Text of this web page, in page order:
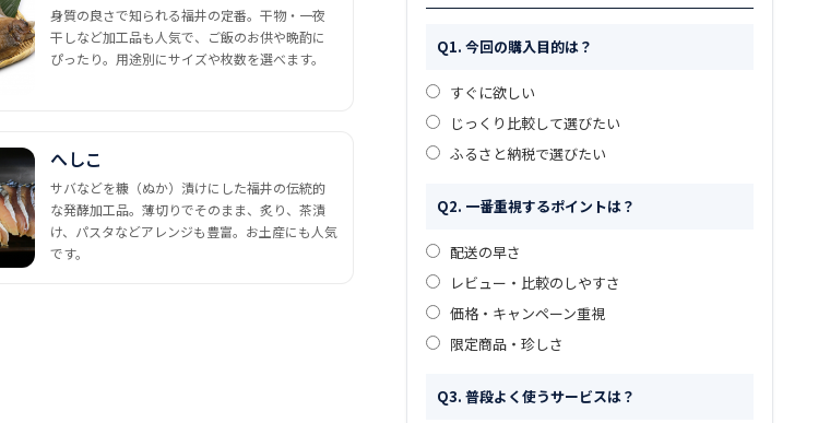
身質の良さで知られる福井の定番。干物・一夜
干しなど加工品も人気で、ご飯のお供や晩酌に
ぴったり。用途別にサイズや枚数を選べます。
へしこ
サバなどを糠（ぬか）漬けにした福井の伝統的
な発酵加工品。薄切りでそのまま、炙り、茶漬
け、パスタなどアレンジも豊富。お土産にも人気
です。
Q1. 今回の購入目的は？
すぐに欲しい
じっくり比較して選びたい
ふるさと納税で選びたい
Q2. 一番重視するポイントは？
配送の早さ
レビュー・比較のしやすさ
価格・キャンペーン重視
限定商品・珍しさ
Q3. 普段よく使うサービスは？